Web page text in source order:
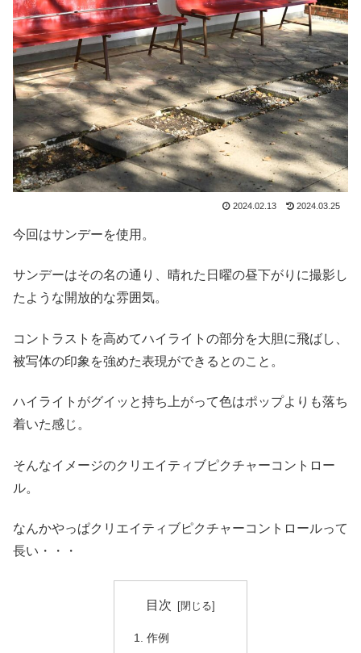
2024.02.13 2024.03.25
今回はサンデーを使用。
サンデーはその名の通り、晴れた日曜の昼下がりに撮影し
たような開放的な雰囲気。
コントラストを高めてハイライトの部分を大胆に飛ばし、
被写体の印象を強めた表現ができるとのこと。
ハイライトがグイッと持ち上がって色はポップよりも落ち
着いた感じ。
そんなイメージのクリエイティブピクチャーコントロー
ル。
なんかやっぱクリエイティブピクチャーコントロールって
長い・・・
目次
作例